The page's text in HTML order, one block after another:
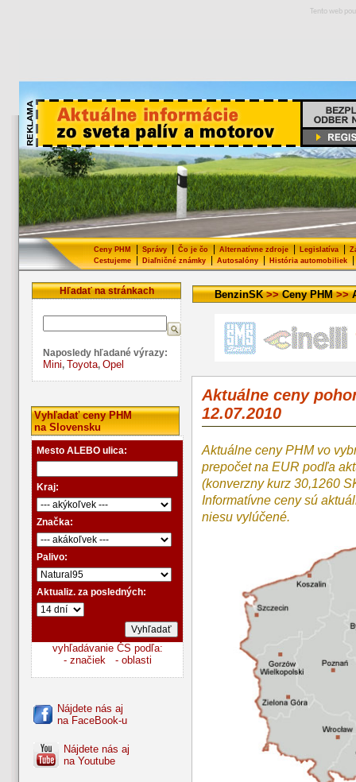
Tento web
Ceny PHM Správy Čo je čo Alternatívne zdroje Legislatíva
Cestujeme| Diaľničné známky| Autosalóny| História automobiliek|
Hľadať na stránkach
Naposledy hľadané výrazy:
Mini, Toyota, Opel
Vyhľadať ceny PHM
na Slovensku
Mesto ALEBO ulica:
Kraj:
Značka:
Palivo:
Aktualiz. za posledných:
vyhľadávanie ČS podľa:
- značiek
- oblasti
Nájdete nás aj
na FaceBook-u
Nájdete nás aj
na Youtube
BenzinSK>>Ceny PHM>>
Aktuálne ceny
12.07.2010
Aktuálne ceny PHM vo
prepočet na EUR podľa
(konverzny kurz 30,1260
Informatívne ceny sú
niesu vylúčené.